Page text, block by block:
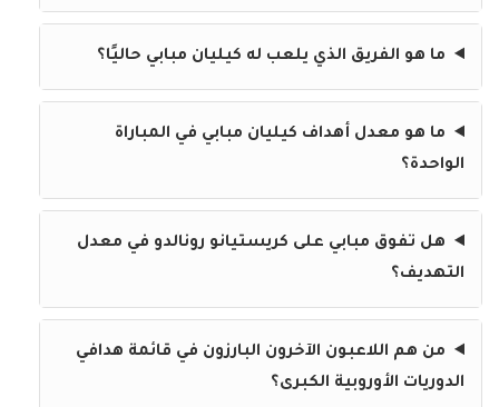
ما هو الفريق الذي يلعب له كيليان مبابي حاليًا؟
ما هو معدل أهداف كيليان مبابي في المباراة
الواحدة؟
هل تفوق مبابي على كريستيانو رونالدو في معدل
التهديف؟
من هم اللاعبون الآخرون البارزون في قائمة هدافي
الدوريات الأوروبية الكبرى؟